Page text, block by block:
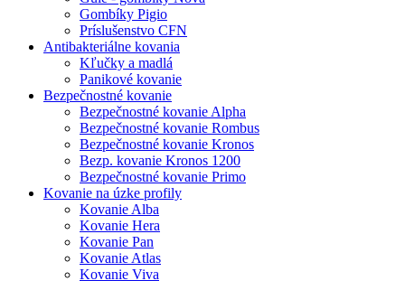
Gombíky Pigio
Príslušenstvo CFN
Antibakteriálne kovania
Kľučky a madlá
Panikové kovanie
Bezpečnostné kovanie
Bezpečnostné kovanie Alpha
Bezpečnostné kovanie Rombus
Bezpečnostné kovanie Kronos
Bezp. kovanie Kronos 1200
Bezpečnostné kovanie Primo
Kovanie na úzke profily
Kovanie Alba
Kovanie Hera
Kovanie Pan
Kovanie Atlas
Kovanie Viva